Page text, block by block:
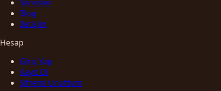
Servisler
Blog
İletişim
Hesap
Giriş Yap
Kayıt Ol
Şifremi Unuttum